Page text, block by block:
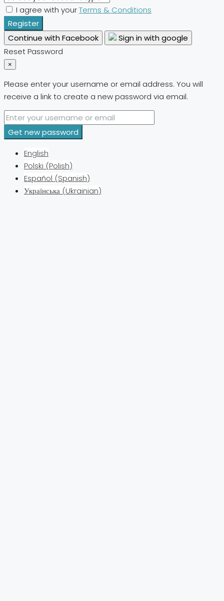
I agree with yourTerms & Conditions
Register
Continue with Facebook
Sign in with google
Reset Password
×
Please enter your username or email address. You will
receive a link to create a new password via email.
Get new password
English
Polski (Polish)
Español (Spanish)
Українська (Ukrainian)